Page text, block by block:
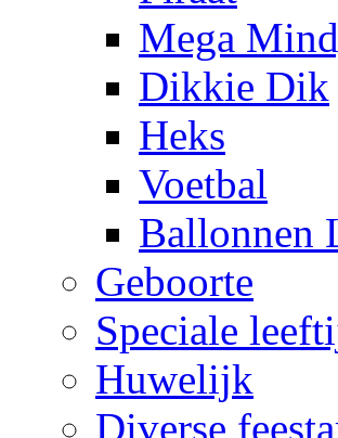
Mega
Dikkie Dik
Heks
Voetbal
Ballonnen
Geboorte
Speciale
Huwelijk
Diverse